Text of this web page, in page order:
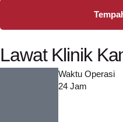
Lawat Klinik
Waktu Operasi
24 Jam